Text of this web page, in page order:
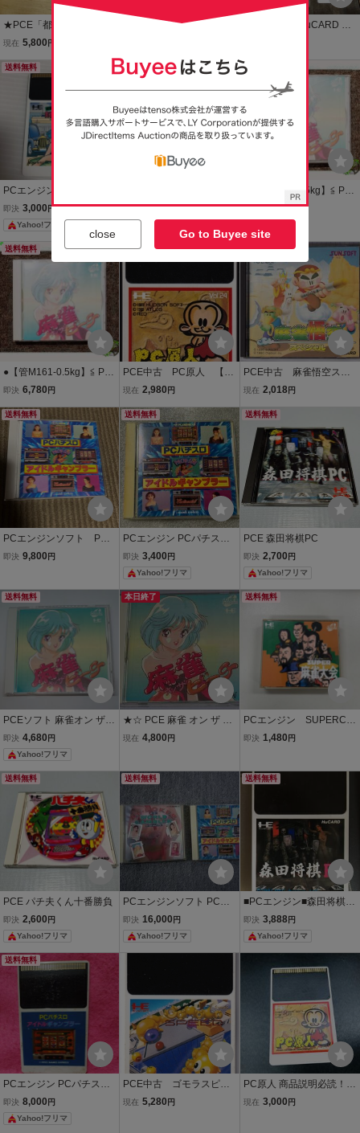
★PCE「都留照人の実戦
株式倍バイゲーム」ケー
ENGINE/PCエンジン/SL
G/シミュレーション/レト
ロゲーム★
現在 5,800 円
中古PCエンジンHuカード
PCエンジン HuCARD 実
送料無料
PCエンジン HuCARD 都
留照人の実戦株価倍倍ゲ
ーム
即決 3,000 円
Yahoo!フリマ
本日終了
宗四郎登場 【管理番
号：74065】
現在 2,680円
送料無料
●【管M246-0.5kg】≦ PC
E CD-ROM ∵麻雀オンザ
ビーチ - NECアベニュー
PCエンジン
即決 6,770円
送料無料
●【管M161-0.5kg】≦ PC
E CD-ROM ∵麻雀オンザ
PCエンジン
即決 6,780 円
PCE中古 PC原人 【管
理番号：74001】
現在 2,980 円
本日終了
PCE中古 麻雀悟空スペ
シャル 【管理番号：730
現在 2,018円
送料無料
PCエンジンソフト PC
パチスロ アイドルギャ
即決 9,800 円
送料無料
PCエンジン PCパチスロ
アイドルギャンブラー Hu
CARD PCE ソフト
即決 3,400 円
Yahoo!フリマ
送料無料
PCE 森田将棋PC
即決 2,700 円
Yahoo!フリマ
送料無料
PCEソフト 麻雀オン ザ
ビーチ 箱・説明書有り
即決 4,680 円
Yahoo!フリマ
本日終了
★☆ PCE 麻雀 オン ザ ビ
ーチ PCエンジン SUPER
現在 4,800 円
送料無料
PCエンジン SUPERCD
ロムロム SUPER 麻雀
即決 1,480 円
送料無料
PCE パチ夫くん十番勝負
即決 2,600 円
Yahoo!フリマ
送料無料
PCエンジンソフト PCパ
チスロアイドルギャンブ
ラー AVポーカー ワールド
即決 16,000 円
Yahoo!フリマ
送料無料
■PCエンジン■森田将棋P
C■NECアベニュー■HUカ
ード■ヒューカード■NEC
即決 3,888円
Yahoo!フリマ
送料無料
PCエンジン PCパチスロ
アイドルギャンブラー 19
92 GAMES EXPRESS
即決 8,000 円
Yahoo!フリマ
PCE中古 ゴモラスピー
ド 【管理番号：7404
現在 5,280 円
PC原人 商品説明必読！！
良品
現在 3,000 円
close Go to Buyee site